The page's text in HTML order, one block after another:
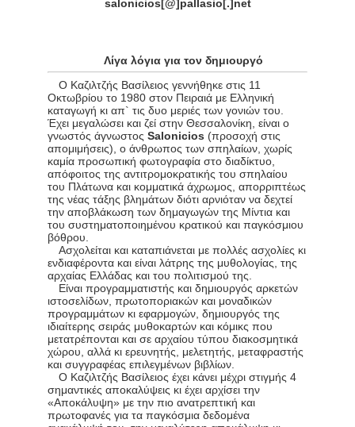
salonicios[@]pallasio[.]net
Λίγα λόγια για τον δημιουργό
O Καζιλτζής Βασίλειος γεννήθηκε στις 11
Οκτωβρίου το 1980 στον Πειραιά με Ελληνική
καταγωγή κι απ` τις δυο μεριές των γονιών του.
Έχει μεγαλώσει και ζεί στην Θεσσαλονίκη, είναι ο
γνωστός άγνωστος Salonicios (προσοχή στις
απομιμήσεις), ο άνθρωπος των σπηλαίων, χωρίς
καμία προσωπική φωτογραφία στο διαδίκτυο,
απόφοιτος της αντιτρομοκρατικής του σπηλαίου
του Πλάτωνα και κομματικά άχρωμος, απορριπτέως
της νέας τάξης βλημάτων διότι αρνιόταν να δεχτεί
την αποβλάκωση των δημαγωγών της Μίντια και
του συστηματοποιημένου κρατικού και παγκόσμιου
βόθρου.
Ασχολείται και καταπιάνεται με πολλές ασχολίες κι
ενδιαφέροντα και είναι λάτρης της μυθολογίας, της
αρχαίας Ελλάδας και του πολιτισμού της.
Είναι προγραμματιστής και δημιουργός αρκετών
ιστοσελίδων, πρωτοποριακών και μοναδικών
προγραμμάτων κι εφαρμογών, δημιουργός της
ιδιαίτερης σειράς μυθοκαρτών και κόμικς που
μετατρέπονται και σε αρχαίου τύπου διακοσμητικά
χώρου, αλλά κι ερευνητής, μελετητής, μεταφραστής
και συγγραφέας επιλεγμένων βιβλίων.
Ο Καζιλτζής Βασίλειος έχει κάνει μέχρι στιγμής 4
σημαντικές αποκαλύψεις κι έχει αρχίσει την
«Αποκάλυψη» με την πιο ανατρεπτική και
πρωτοφανές για τα παγκόσμια δεδομένα